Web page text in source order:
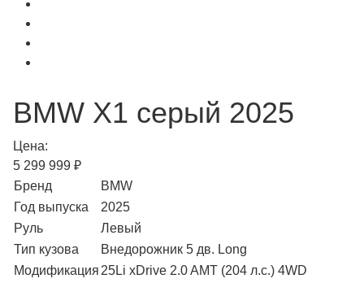
BMW X1 серый 2025
Цена:
5 299 999 ₽
Бренд
BMW
Год выпуска
2025
Руль
Левый
Тип кузова
Внедорожник 5 дв. Long
Модификация 25Li xDrive 2.0 AMT (204 л.с.) 4WD